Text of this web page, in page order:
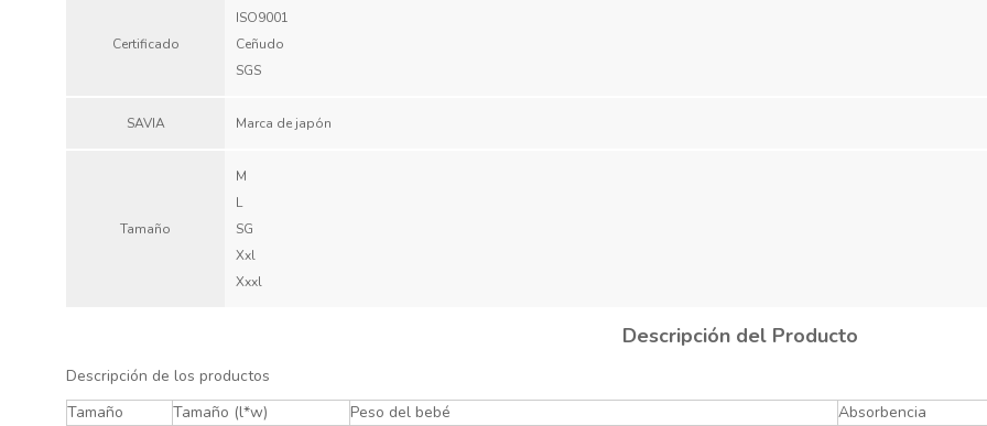
Certificado
ISO9001
Ceñudo
SGS
SAVIA Marca de japón
Tamaño
M
L
SG
Xxl
Xxxl
Descripción del Producto
Descripción de los productos
Tamaño
Tamaño (l*w) Peso del bebé Absorbencia